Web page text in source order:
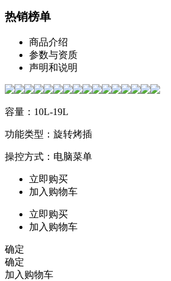
热销榜单
商品介绍
参数与资质
声明和说明
容量：10L-19L
功能类型：旋转烤插
操控方式：电脑菜单
立即购买
加入购物车
立即购买
加入购物车
确定
确定
加入购物车